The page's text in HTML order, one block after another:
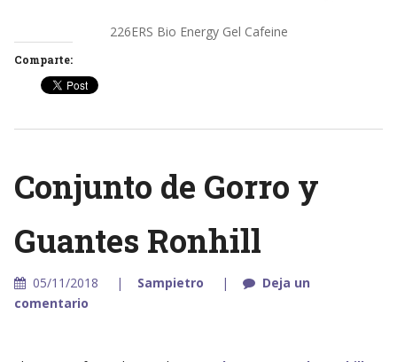
226ERS Bio Energy Gel Cafeine
Comparte:
Conjunto de Gorro y
Guantes Ronhill
05/11/2018 Sampietro
Deja un
comentario